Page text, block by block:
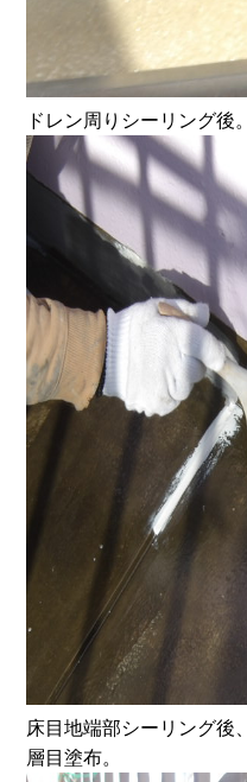
ドレン周りシーリング後。
床目地端部シーリング後
層目塗布。